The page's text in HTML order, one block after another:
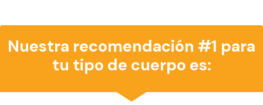
Nuestra recomendación #1 para
tu tipo de cuerpo es: